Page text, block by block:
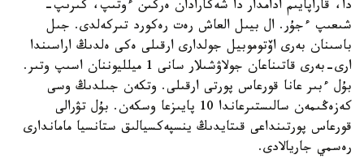
دا، قاراپايىم ادامدار دا شەكارادان ەركىن ءوتىپ، كىرىپ-
شىعىپ ءجۇر. ال بيىل العاش رەت رەكورد تىركەلدى. جىل
باسىنان بەرى اۆتوموبيل جولدارى ارقىلى ەكى ەلدىڭ اراسىندا
ارى-بەرى قاتىناعان جولاۋشىلار سانى 1 ميلليوننان اسىپ وتىر.
بۇل ءبىر عانا قورعاس پورتى ارقىلى. وتكەن جىلدىڭ وسى
كەزەڭىمەن سالىستىرعاندا 10 پايىزعا وسكەن. بۇل تۋرالى
قورعاس پورتىنداعى قىتايدىڭ ينسپەكسيالىق ستانسيا ماماندارى
رەسمي جاريالادى.